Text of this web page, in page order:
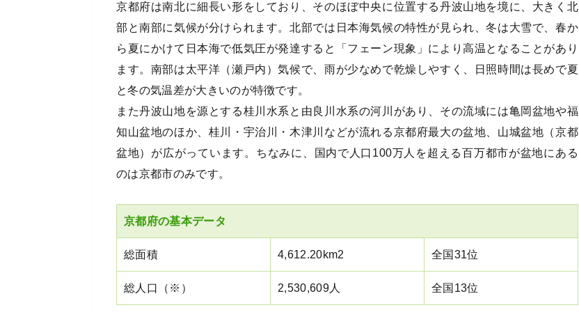
京都府は南北に細長い形をしており、そのほぼ中央に位置する丹波山地を境に、大きく北
部と南部に気候が分けられます。北部では日本海気候の特性が見られ、冬は大雪で、春か
ら夏にかけて日本海で低気圧が発達すると「フェーン現象」により高温となることがあり
ます。南部は太平洋（瀬戸内）気候で、雨が少なめで乾燥しやすく、日照時間は長めで夏
と冬の気温差が大きいのが特徴です。
また丹波山地を源とする桂川水系と由良川水系の河川があり、その流域には亀岡盆地や福
知山盆地のほか、桂川・宇治川・木津川などが流れる京都府最大の盆地、山城盆地（京都
盆地）が広がっています。ちなみに、国内で人口100万人を超える百万都市が盆地にある
のは京都市のみです。
京都府の基本データ
総面積 4,612.20km2 全国31位
総人口（※） 2,530,609人 全国13位